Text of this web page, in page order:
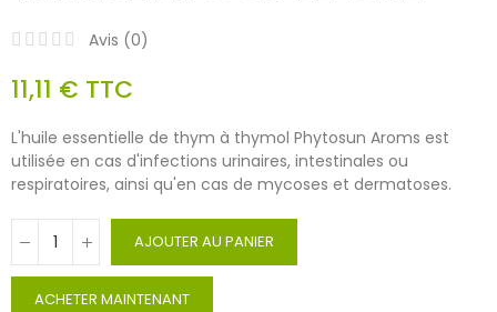
Avis (0)
11,11 € TTC
L'huile essentielle de thym à thymol Phytosun Aroms est
utilisée en cas d'infections urinaires, intestinales ou
respiratoires, ainsi qu'en cas de mycoses et dermatoses.
AJOUTER AU PANIER
ACHETER MAINTENANT